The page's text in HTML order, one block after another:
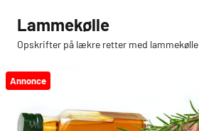
indhold
Lammekølle
Opskrifter på lækre retter med lammekølle
Annonce